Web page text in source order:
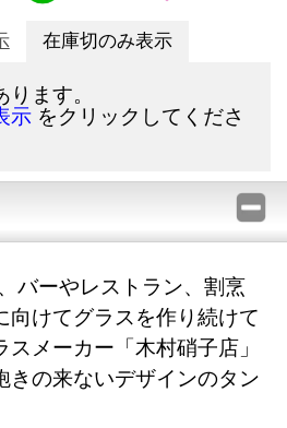
在庫切のみ表示
ます。
示 をクリックしてくださ
バーやレストラン、割烹
向けてグラスを作り続けて
メーカー「木村硝子店」
きの来ないデザインのタン